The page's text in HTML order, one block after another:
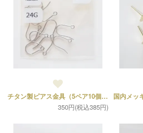
チタン製ピアス金具（5ペア10個セット）
350円(税込385円)